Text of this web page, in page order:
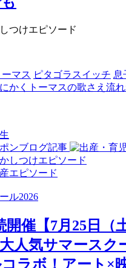
つけエピソード
ーマス ピタゴラスイッチ 息
かくトーマスの歌さえ流
催【7月25日（
大人気サマースク
ラボ！アート×